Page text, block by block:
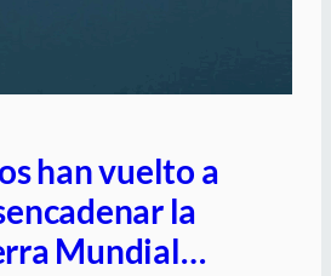
han vuelto a
la
Mundial…